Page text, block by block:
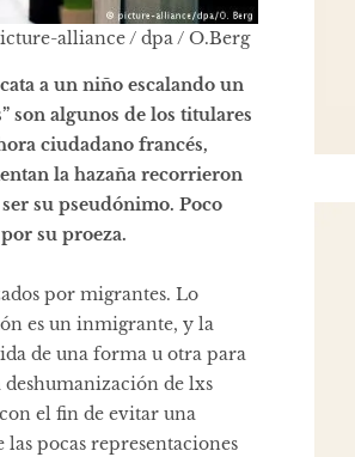
alliance / dpa / O.Berg
a un niño escalando un
son algunos de los titulares
ciudadano francés,
la hazaña recorrieron
su pseudónimo. Poco
su proeza.
por migrantes. Lo
es un inmigrante, y la
de una forma u otra para
de lxs
el fin de evitar una
las pocas representaciones